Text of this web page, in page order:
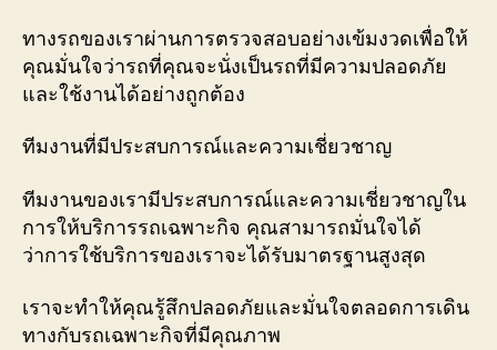
ทางรถของเราผ่านการตรวจสอบอย่างเข้มงวดเพื่อให้
คุณมั่นใจว่ารถที่คุณจะนั่งเป็นรถที่มีความปลอดภัย
และใช้งานได้อย่างถูกต้อง
ทีมงานที่มีประสบการณ์และความเชี่ยวชาญ
ทีมงานของเรามีประสบการณ์และความเชี่ยวชาญใน
การให้บริการรถเฉพาะกิจ คุณสามารถมั่นใจได้
ว่าการใช้บริการของเราจะได้รับมาตรฐานสูงสุด
เราจะทำให้คุณรู้สึกปลอดภัยและมั่นใจตลอดการเดิน
ทางกับรถเฉพาะกิจที่มีคุณภาพ